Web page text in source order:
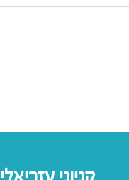
קניוני עזריאלי